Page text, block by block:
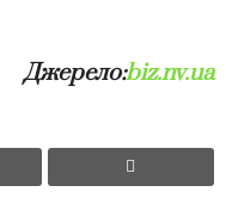
Джерело:biz.nv.ua